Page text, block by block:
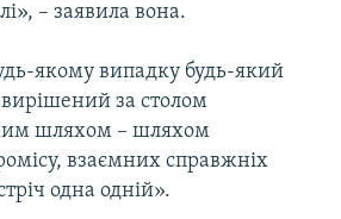
– заявила вона.
якому випадку будь-який
за столом
шляхом – шляхом
взаємних справжніх
одна одній».